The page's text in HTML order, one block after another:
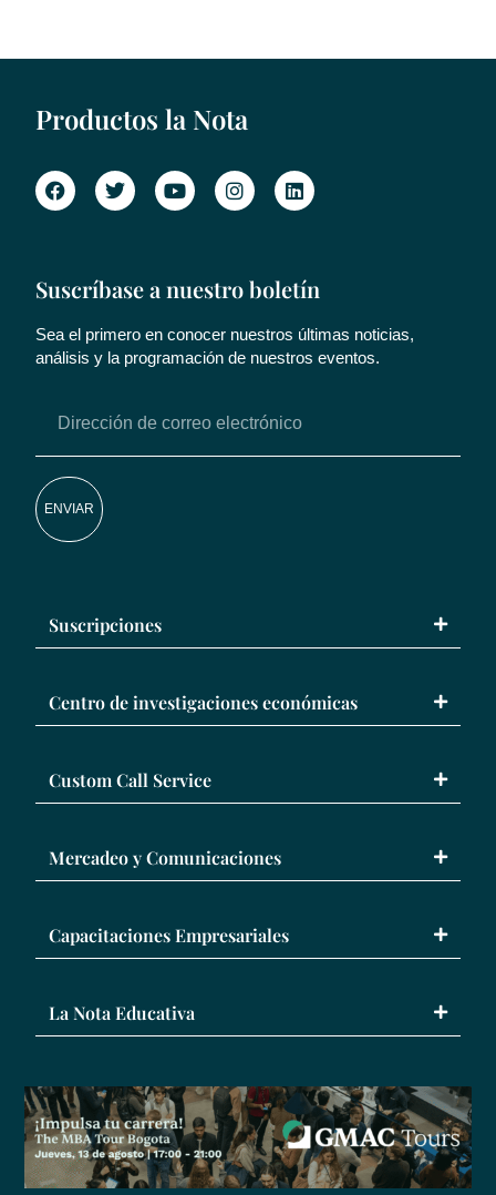
Productos la Nota
Suscríbase a nuestro boletín
Sea el primero en conocer nuestros últimas noticias,
análisis y la programación de nuestros eventos.
ENVIAR
Suscripciones
Centro de investigaciones económicas
Custom Call Service
Mercadeo y Comunicaciones
Capacitaciones Empresariales
La Nota Educativa